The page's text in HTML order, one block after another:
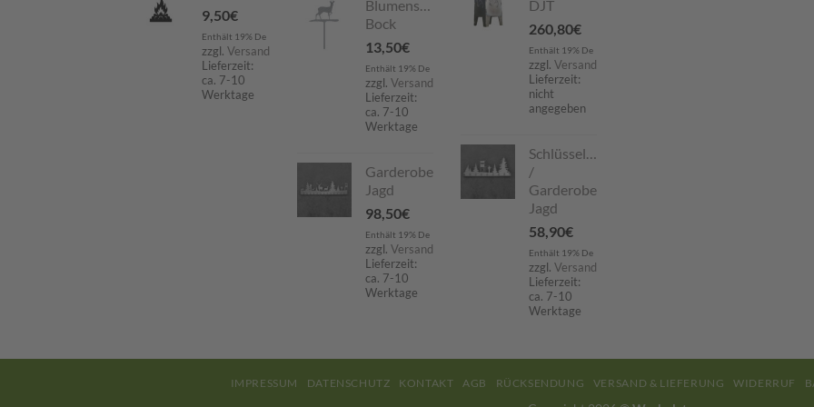
9,50€
Enthält 19% De
zzgl. Versand
Lieferzeit:
ca. 7-10
Werktage
Blumenstecker
Bock
13,50€
Enthält 19% De
zzgl. Versand
Lieferzeit:
ca. 7-10
Werktage
Garderobe
Jagd
98,50€
Enthält 19% De
zzgl. Versand
Lieferzeit:
ca. 7-10
Werktage
DJT
260,80€
Enthält 19% De
zzgl. Versand
Lieferzeit:
nicht
angegeben
Schlüsselboard
/
Garderobe
Jagd
58,90€
Enthält 19% De
zzgl. Versand
Lieferzeit:
ca. 7-10
Werktage
IMPRESSUM DATENSCHUTZ KONTAKT AGB RÜCKSENDUNG VERSAND & LIEFERUNG WIDERRUF